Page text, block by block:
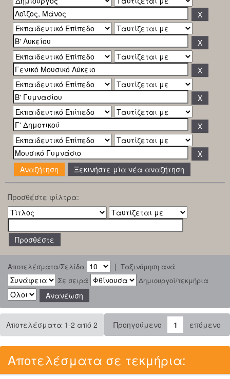
Ξεκινήστε μία νέα αναζήτηση
Προσθέστε φίλτρα:
Αποτελέσματα/Σελίδα | Ταξινόμηση ανά
Σε σειρά
Δημιουργοί/τεκμήρια
Αποτελέσματα 1-2 από 2 Προηγούμενο 1 επόμενο
Αποτελέσματα σε τεκμήρια: